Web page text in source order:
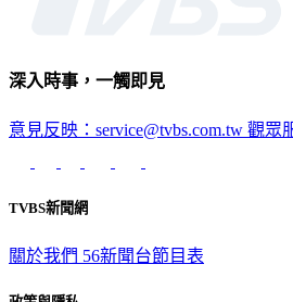
深入時事，一觸即見
意見反映：service@tvbs.com.tw 觀眾
TVBS新聞網
關於我們 56新聞台節目表